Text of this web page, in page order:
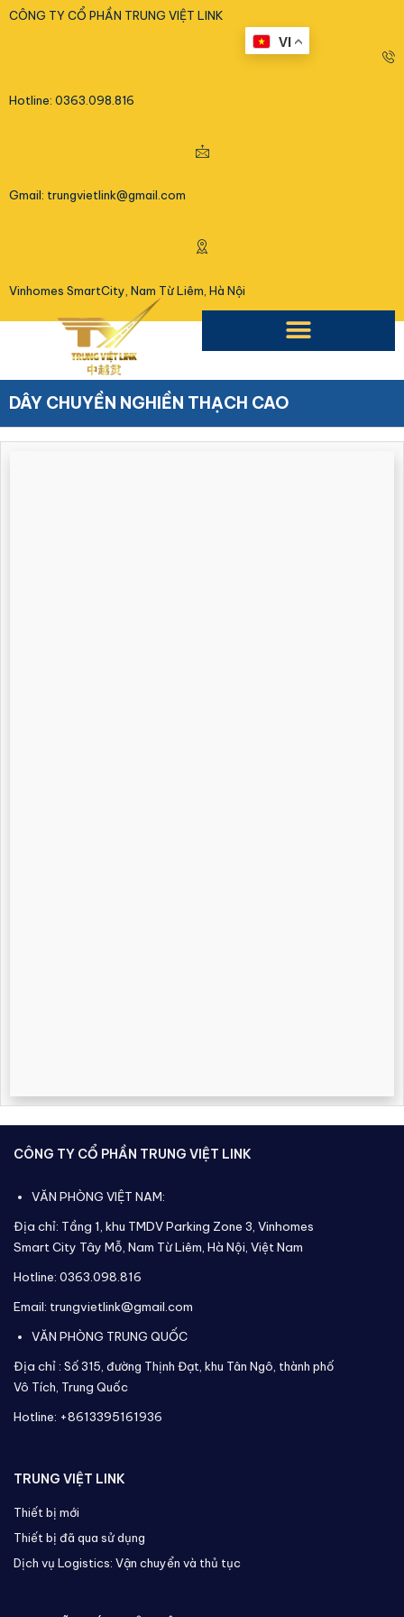
CÔNG TY CỔ PHẦN TRUNG VIỆT LINK
Hotline: 0363.098.816
Gmail: trungvietlink@gmail.com
Vinhomes SmartCity, Nam Từ Liêm, Hà Nội
DÂY CHUYỀN NGHIỀN THẠCH CAO
VI
CÔNG TY CỔ PHẦN TRUNG VIỆT LINK
VĂN PHÒNG VIỆT NAM:
Địa chỉ: Tầng 1, khu TMDV Parking Zone 3, Vinhomes
Smart City Tây Mỗ, Nam Từ Liêm, Hà Nội, Việt Nam
Hotline: 0363.098.816
Email: trungvietlink@gmail.com
VĂN PHÒNG TRUNG QUỐC
Địa chỉ : Số 315, đường Thịnh Đạt, khu Tân Ngô, thành phố
Vô Tích, Trung Quốc
Hotline: +8613395161936
TRUNG VIỆT LINK
Thiết bị mới
Thiết bị đã qua sử dụng
Dịch vụ Logistics: Vận chuyển và thủ tục